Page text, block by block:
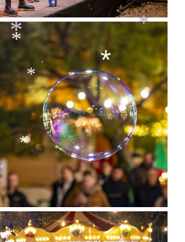
*
*
*
*
*
*
*
*
*
*
*
*
*
*